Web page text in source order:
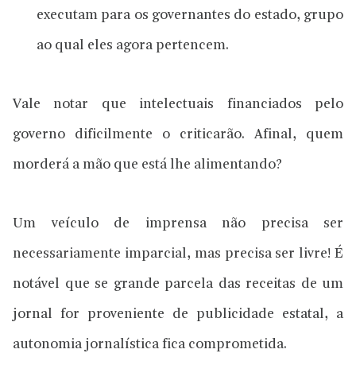
executam para os governantes do estado, grupo
ao qual eles agora pertencem.
Vale notar que intelectuais financiados pelo
governo dificilmente o criticarão. Afinal, quem
morderá a mão que está lhe alimentando?
Um veículo de imprensa não precisa ser
necessariamente imparcial, mas precisa ser livre! É
notável que se grande parcela das receitas de um
jornal for proveniente de publicidade estatal, a
autonomia jornalística fica comprometida.